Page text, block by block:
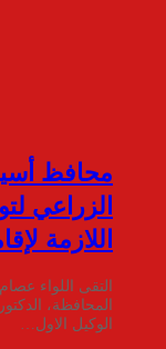
محافظ
الزراعي
اللازمة
التقى اللواء
المحافظة،
الوكيل الاول…